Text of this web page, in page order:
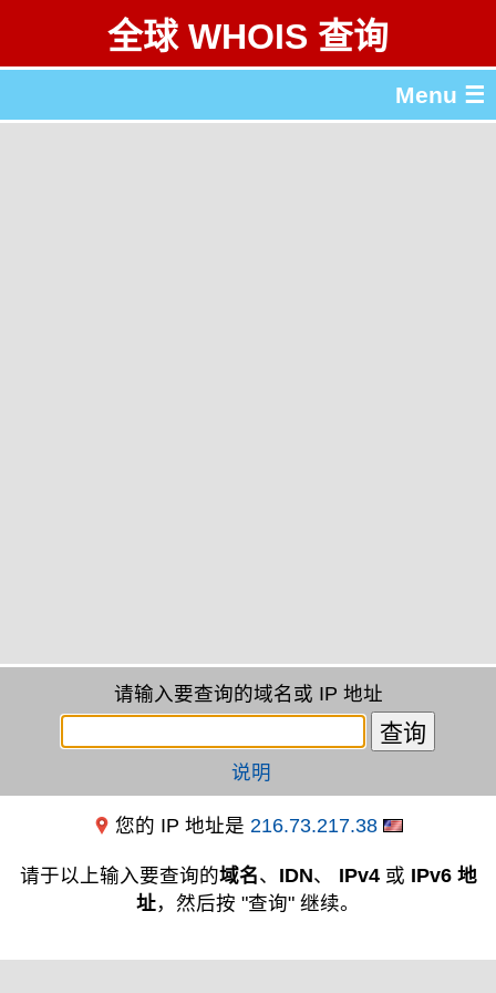
全球 WHOIS 查询
Menu ☰
请输入要查询的域名或 IP 地址
说明
您的 IP 地址是 216.73.217.38
请于以上输入要查询的域名、 IDN、 IPv4或 IPv6 地
址，然后按 "查询" 继续。